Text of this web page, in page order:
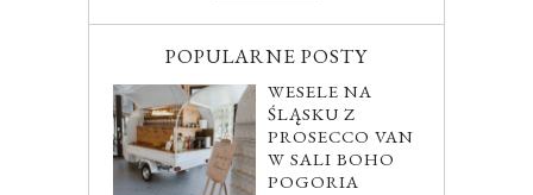
POPULARNE POSTY
WESELE NA
ŚLĄSKU Z
PROSECCO VAN
W SALI BOHO
POGORIA